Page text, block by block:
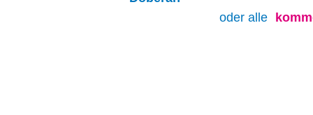
oder alle